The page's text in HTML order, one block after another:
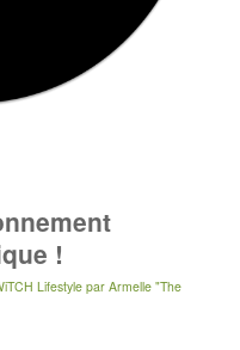
!
Lifestyle par Armelle "The